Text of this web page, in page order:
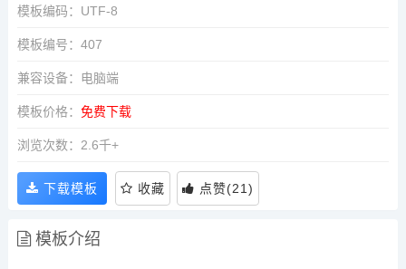
模板编码：UTF-8
模板编号：407
兼容设备：电脑端
模板价格： 免费下载
浏览次数：2.6千+
下载模板 收藏 点赞(21)
模板介绍